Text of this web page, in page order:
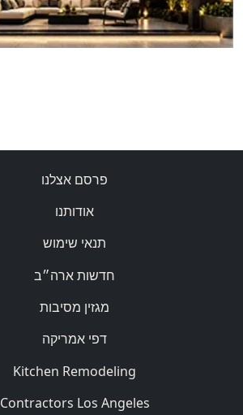
פרסם אצלנו
אודותנו
תנאי שימוש
חדשות ארה״ב
מגזין מסיבות
דפי אמריקה
Kitchen Remodeling
Contractors Los Angeles